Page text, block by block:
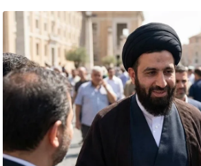
ध
र्म
ल
व्र
त
र